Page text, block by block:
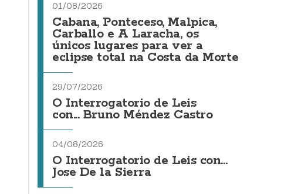
01/08/2026
Cabana, Ponteceso, Malpica,
Carballo e A Laracha, os
únicos lugares para ver a
eclipse total na Costa da Morte
29/07/2026
O Interrogatorio de Leis
con... Bruno Méndez Castro
04/08/2026
O Interrogatorio de Leis con...
Jose De la Sierra